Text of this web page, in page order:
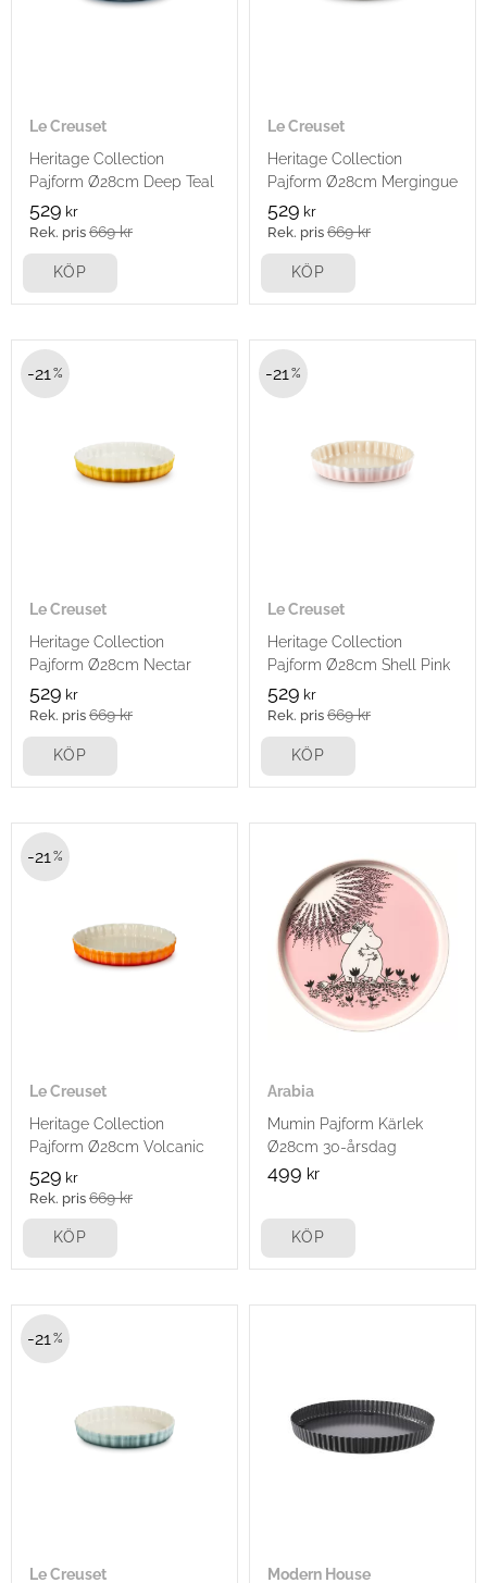
Le Creuset
Heritage Collection
Pajform Ø28cm Deep Teal
529 kr
669kr
KÖP
Le Creuset
Heritage Collection
Pajform Ø28cm Mergingue
529 kr
669kr
KÖP
Le Creuset
Heritage Collection
Pajform Ø28cm Nectar
529 kr
669kr
21%
KÖP
Le Creuset
Heritage Collection
Pajform Ø28cm Shell Pink
529 kr
669kr
21%
KÖP
Le Creuset
Heritage Collection
Pajform Ø28cm Volcanic
529 kr
669kr
21 %
KÖP
Arabia
Mumin Pajform Kärlek
Ø28cm 30-årsdag
499 kr
KÖP
Le Creuset
21%
Modern House